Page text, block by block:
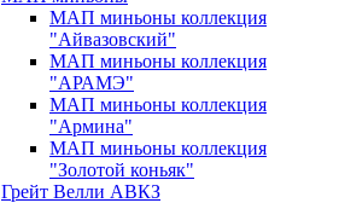
МАП миньоны коллекция
"Айвазовский"
МАП миньоны коллекция
"АРАМЭ"
МАП миньоны коллекция
"Армина"
МАП миньоны коллекция
"Золотой коньяк"
Грейт Велли АВКЗ